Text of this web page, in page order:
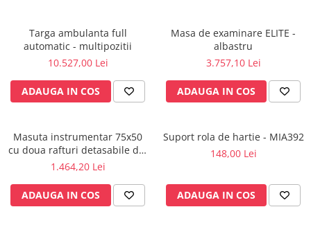
Statii gaze medicinale
Prize gaze medicinale
Regulatoare presiune gaze
medicinale
Butelii gaze medicale
Conectori gaze medicinale
Componente statii gaze
Panouri control si alarmare
Console ATI si UPU
Dispozitive si sisteme de prindere /
Targa ambulanta full
automatic - multipozitii
10.527,00 Lei
ADAUGA IN COS
Masa de examinare ELITE -
albastru
3.757,10 Lei
ADAUGA IN COS
Masuta instrumentar 75x50
cu doua rafturi detasabile din
inox - M600879/I
1.464,20 Lei
ADAUGA IN COS
Suport rola de hartie - MIA392
148,00 Lei
ADAUGA IN COS